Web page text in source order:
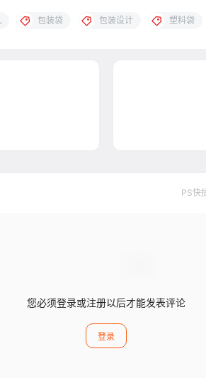
包装袋 包装设计 塑料袋
PS快
您必须登录或注册以后才能发表评论
登录